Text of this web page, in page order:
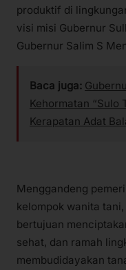
produktif di
visi misi Gubernur
Gubernur Salim S
Baca juga:
Kehormatan “Sulo
Kerapatan Adat
Menggandeng
kelompok wanita
bertujuan
sehat, dan ramah
membudidayakan